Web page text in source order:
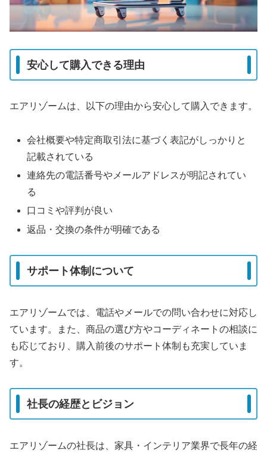
安心して購入できる理由
エアリゾームは、以下の理由から安心して購入できます。
会社概要や特定商取引法に基づく表記がしっかりと
記載されている
連絡先の電話番号やメールアドレスが明記されてい
る
口コミや評判が良い
返品・交換の条件が明確である
サポート体制について
エアリゾームでは、電話やメールでの問い合わせに対応し
ています。また、商品の選び方やコーディネートの相談に
も応じており、購入前後のサポート体制も充実していま
す。
社長の経歴とビジョン
エアリゾームの社長は、家具・インテリア業界で長年の経